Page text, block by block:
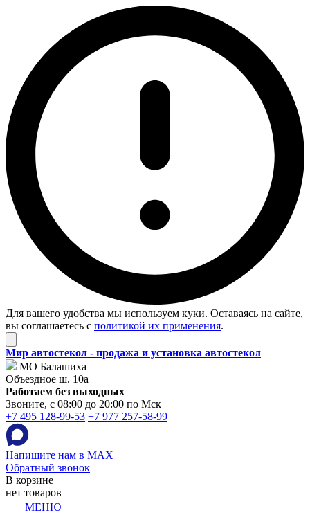
Для вашего удобства мы используем куки. Оставаясь на сайте,
вы соглашаетесь с политикой их применения.
Мир автостекол - продажа и установка автостекол
МО Балашиха
Объездное ш. 10а
Работаем без выходных
Звоните, с 08:00 до 20:00 по Мск
+7 495 128-99-53 +7 977 257-58-99
Напишите нам в MAX
Обратный звонок
В корзине
нет товаров
МЕНЮ